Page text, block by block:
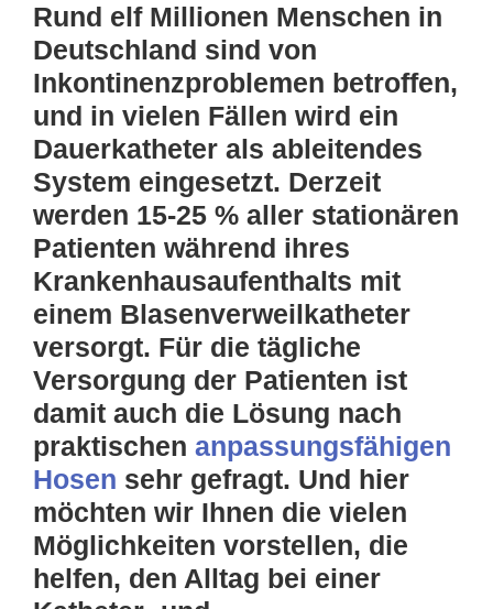
Rund elf Millionen Menschen in
Deutschland sind von
Inkontinenzproblemen betroffen,
und in vielen Fällen wird ein
Dauerkatheter als ableitendes
System eingesetzt. Derzeit
werden 15-25 % aller stationären
Patienten während ihres
Krankenhausaufenthalts mit
einem Blasenverweilkatheter
versorgt. Für die tägliche
Versorgung der Patienten ist
damit auch die Lösung nach
praktischen anpassungsfähigen
Hosen sehr gefragt. Und hier
möchten wir Ihnen die vielen
Möglichkeiten vorstellen, die
helfen, den Alltag bei einer